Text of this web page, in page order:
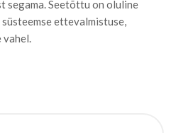
segama. Seetõttu on oluline
ettevalmistuse,
vahel.